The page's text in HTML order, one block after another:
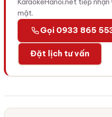
KaraokeHanoi.net tiếp
mật.
Gọi 0933 865
Đặt lịch tư vấn